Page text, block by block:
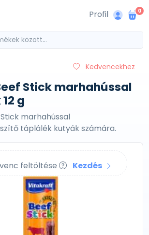
Profil 0
Kedvencekhez
Stick marhahússal
g
marhahússal
táplálék kutyák számára.
feltöltése Kezdés